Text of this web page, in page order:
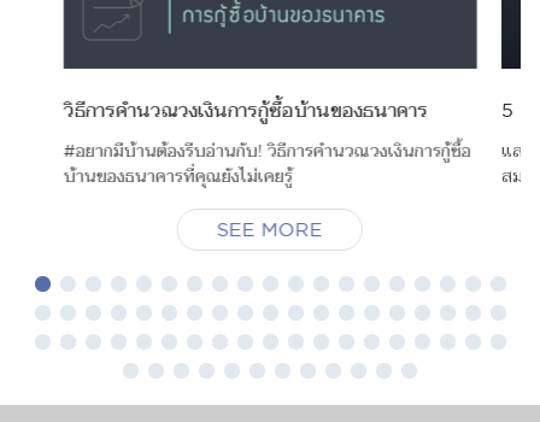
วิธีการคำนวณวงเงินการกู้ซื้อบ้านของธนาคาร
#อยากมีบ้านต้องรีบอ่านกับ! วิธีการคำนวณวงเงินการกู้ซื้อ
บ้านของธนาคารที่คุณยังไม่เคยรู้
SEE MORE
5 สิ่
และ
สมใ